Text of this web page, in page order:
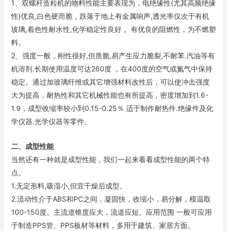
1、双螺杆造粒机的物料性能主要表现为，电绝缘性(尤其高频绝缘
性)优良,白色硬而脆，跌落于地上有金属响声,透光率仅次于有机
玻璃,着色性耐水性,化学稳定性良好 。有优良的阻燃性，为不燃塑
料。
2、强度一般，刚性很好,但质脆,易产生应力脆裂,不耐苯.汽油等有
机溶剂.长期使用温度可达260度 ，在400度的空气或氮气中保持
稳定。通过加玻璃纤维或其它增强材料改性后，可以使冲击强度
大为提高，耐热性和其它机械性能也有所提高，密度增加到1.6-
1.9，成型收缩率较小到0.15-0.25％ 适于制作耐热件.绝缘件及化
学仪器.光学仪器等零件。
二、成型性能
当然还有一种就是成型性能，我们一起来看看成型性能的两个特
点。
1.无定形料,吸湿小,但宜干燥后成型。
2.流动性介于ABS和PC之间，凝固快，收缩小，易分解，模温取
100-150度。主流道锥度应大，流道应短。应用范围 一般可应用
于制造PPS管、PPS板材等材料，多用于建筑、家居方面。